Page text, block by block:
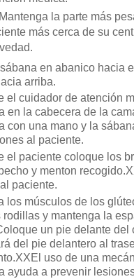
la parte más
más cerca de su
en abanico hacia
arriba.
el cuidador de atención
en la cabecera de la
con una mano y la
al paciente.
el paciente coloque los
y menton
paciente.
los músculos de los
rodillas y mantenga la
un pie delante del
del pie delantero al
uso de una
ayuda a prevenir